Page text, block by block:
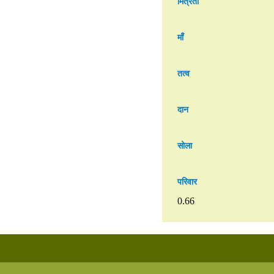
माँ
तत्व
दान
सोला
परिवार